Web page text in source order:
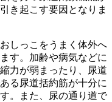
き起こす要因となりま
しっこをうまく体外へ
す。加齢や病気などに
力が弱まったり、尿道
る尿道括約筋が十分に
。また、尿の通り道で